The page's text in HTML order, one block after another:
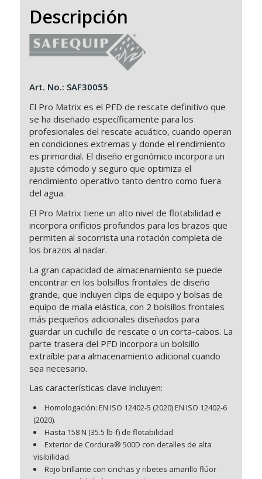
Descripción
Art. No.: SAF30055
El Pro Matrix es el PFD de rescate definitivo que
se ha diseñado específicamente para los
profesionales del rescate acuático, cuando operan
en condiciones extremas y donde el rendimiento
es primordial. El diseño ergonómico incorpora un
ajuste cómodo y seguro que optimiza el
rendimiento operativo tanto dentro como fuera
del agua.
El Pro Matrix tiene un alto nivel de flotabilidad e
incorpora orificios profundos para los brazos que
permiten al socorrista una rotación completa de
los brazos al nadar.
La gran capacidad de almacenamiento se puede
encontrar en los bolsillos frontales de diseño
grande, que incluyen clips de equipo y bolsas de
equipo de malla elástica, con 2 bolsillos frontales
más pequeños adicionales diseñados para
guardar un cuchillo de rescate o un corta-cabos. La
parte trasera del PFD incorpora un bolsillo
extraíble para almacenamiento adicional cuando
sea necesario.
Las características clave incluyen:
Homologación: EN ISO 12402-5 (2020) EN ISO 12402-6
(2020).
Hasta 158 N (35.5 lb-f) de flotabilidad
Exterior de Cordura® 500D con detalles de alta
visibilidad.
Rojo brillante con cinchas y ribetes amarillo flúor